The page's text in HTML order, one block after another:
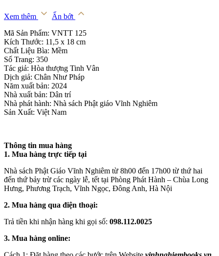
Xem thêm
Ẩn bớt
Mã Sản Phẩm: VNTT 125
Kích Thước: 11,5 x 18 cm
Chất Liệu Bìa: Mềm
Số Trang: 350
Tác giả: Hòa thượng Tinh Vân
Dịch giả: Chân Như Pháp
Năm xuất bản: 2024
Nhà xuất bản: Dân trí
Nhà phát hành: Nhà sách Phật giáo Vĩnh Nghiêm
Sản Xuất: Việt Nam
Thông tin mua hàng
1. Mua hàng trực tiếp tại
Nhà sách Phật Giáo Vĩnh Nghiêm từ 8h00 đến 17h00 từ thứ hai
đến thứ bảy trừ các ngày lễ, tết tại Phòng Phát Hành – Chùa Long
Hưng, Phương Trạch, Vĩnh Ngọc, Đông Anh, Hà Nội
2. Mua hàng qua điện thoại:
Trả tiền khi nhận hàng khi gọi số: 098.112.0025
3. Mua hàng online: